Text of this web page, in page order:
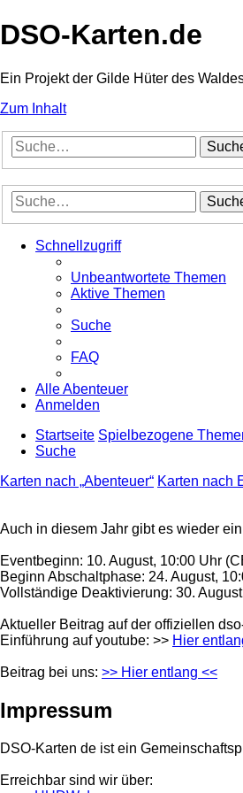
DSO-Karten.de
Ein Projekt der Gilde Hüter des
Zum Inhalt
Schnellzugriff
Unbeantwortete Themen
Aktive Themen
Suche
FAQ
Alle Abenteuer
Anmelden
Startseite Spielbezogene
Suche
Karten nach „Abenteuer“ Karten nach
Auch in diesem Jahr gibt es wieder
Eventbeginn: 10. August, 10:00 Uhr
Beginn Abschaltphase: 24. August,
Vollständige Deaktivierung: 30.
Aktueller Beitrag auf der offiziellen
Einführung auf youtube: >> Hier
Beitrag bei uns: >> Hier entlang <<
Impressum
DSO-Karten de ist ein
Erreichbar sind wir über: